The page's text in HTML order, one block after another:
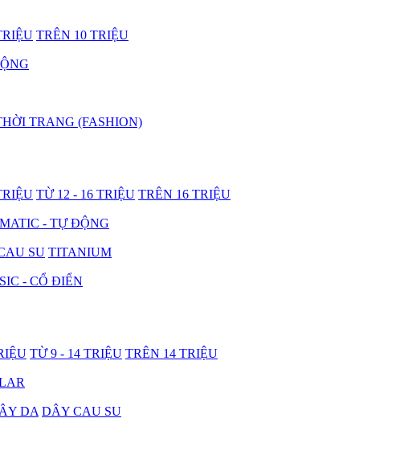
TRÊN 10 TRIỆU
TRANG (FASHION)
TỪ 12 - 16 TRIỆU TRÊN 16 TRIỆU
- TỰ ĐỘNG
SU TITANIUM
- CỔ ĐIỂN
TỪ 9 - 14 TRIỆU TRÊN 14 TRIỆU
DA DÂY CAU SU